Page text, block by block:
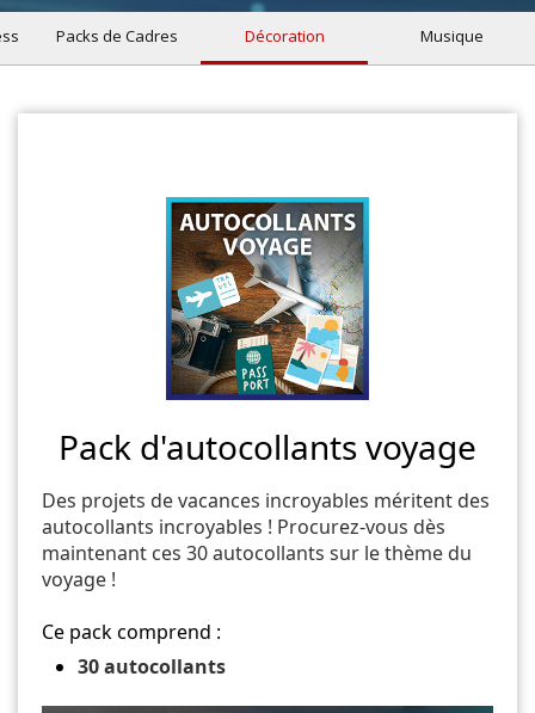
Packs de Cadres Décoration Musique
Pack d'autocollants voyage
Des projets de vacances incroyables méritent des
autocollants incroyables ! Procurez-vous dès
maintenant ces 30 autocollants sur le thème du
voyage !
Ce pack comprend :
30 autocollants